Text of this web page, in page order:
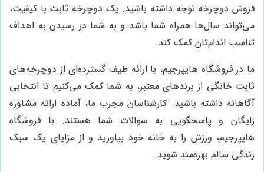
فروش دوچرخه توجه داشته باشید. یک دوچرخه ثابت با کیفیت،
می‌تواند سال‌ها همراه شما باشد و به شما در رسیدن به اهداف
تناسب اندام‌تان کمک کند.
ما در فروشگاه هایپرجیم، با ارائه طیف گسترده‌ای از دوچرخه‌های
ثابت خانگی از برندهای معتبر، به شما کمک می‌کنیم تا انتخابی
آگاهانه داشته باشید. کارشناسان مجرب ما، آماده ارائه مشاوره
رایگان و پاسخگویی به سوالات شما هستند. با فروشگاه
هایپرجیم، ورزش را به خانه خود بیاورید و از مزایای یک سبک
زندگی سالم بهره‌مند شوید.